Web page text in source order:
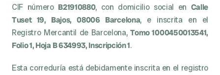
CIF número B21910880, con domicilio social en Calle
Tuset 19, Bajos, 08006 Barcelona, e inscrita en el
Registro Mercantil de Barcelona, Tomo 1000450013541,
Folio 1, Hoja B 634993, Inscripción 1.
Esta correduría está debidamente inscrita en el registro